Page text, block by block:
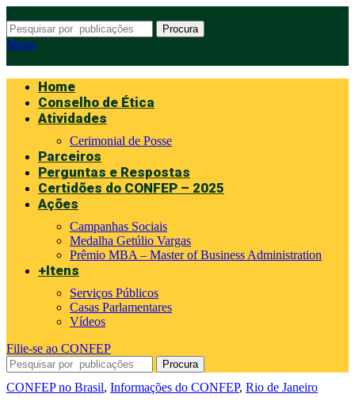
Procura
Menu
Home
Conselho de Ética
Atividades
Cerimonial de Posse
Parceiros
Perguntas e Respostas
Certidões do CONFEP – 2025
Ações
Campanhas Sociais
Medalha Getúlio Vargas
Prêmio MBA – Master of Business Administration
+Itens
Serviços Públicos
Casas Parlamentares
Vídeos
Filie-se ao CONFEP
Procura
CONFEP no Brasil, Informações do CONFEP, Rio de Janeiro